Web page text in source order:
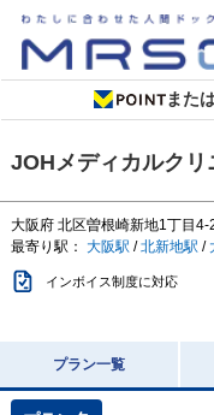
また
JOHメディカルクリ
大阪府 北区曽根崎新地1丁目4-
最寄り駅： 大阪駅 /北新地駅 /
インボイス制度に対応
プラン一覧